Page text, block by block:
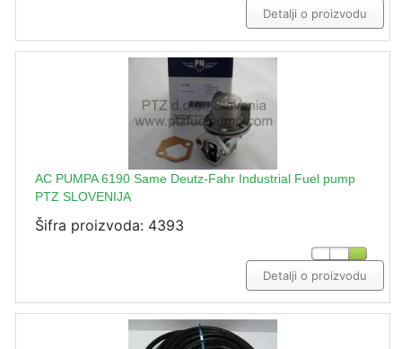
Detalji o proizvodu
AC PUMPA 6190 Same Deutz-Fahr Industrial Fuel pump
PTZ SLOVENIJA
Šifra proizvoda: 4393
Detalji o proizvodu